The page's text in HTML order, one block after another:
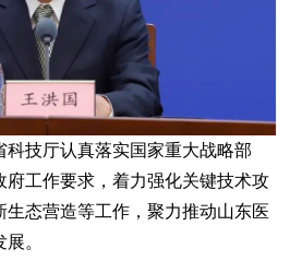
科技厅认真落实国家重大战略部
府工作要求，着力强化关键技术攻
生态营造等工作，聚力推动山东医
。